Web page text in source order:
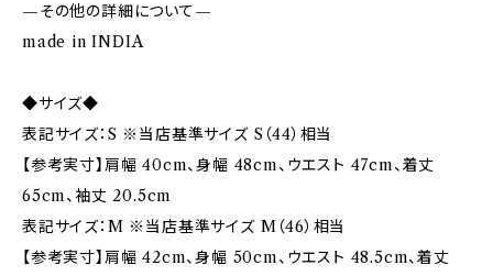
—その他の詳細について—
made in INDIA
◆サイズ◆
表記サイズ：S ※当店基準サイズ S（44）相当
【参考実寸】肩幅 40cm、身幅 48cm、ウエスト 47cm、着丈
65cm、袖丈 20.5cm
表記サイズ：M ※当店基準サイズ M（46）相当
【参考実寸】肩幅 42cm、身幅 50cm、ウエスト 48.5cm、着丈